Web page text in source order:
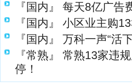
『国内』
每天8亿广告
『国内』
小区业主购
『国内』
万科一声“活
『常熟』
常熟13家违
停！